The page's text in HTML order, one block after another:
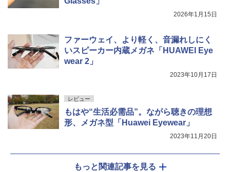
2026年1月15日
ファーウェイ、より軽く、音漏れしにく
いスピーカー内蔵メガネ「HUAWEI Eye
wear 2」
2023年10月17日
レビュー
もはや“生活必需品”。ながら聴きの理想
形、メガネ型「Huawei Eyewear」
2023年11月20日
もっと関連記事を見る